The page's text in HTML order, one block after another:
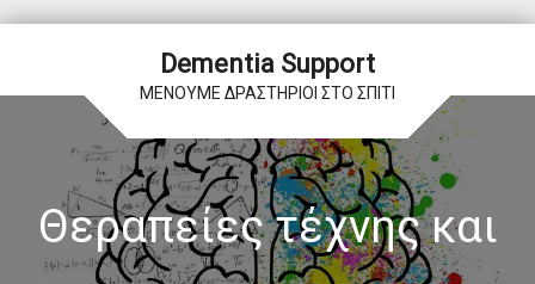
Dementia Support
ΜΕΝΟΥΜΕ ΔΡΑΣΤΗΡΙΟΙ ΣΤΟ ΣΠΙΤΙ
Θεραπείες τέχνης και